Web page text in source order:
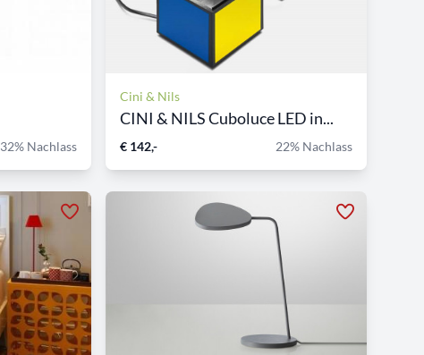
32% Nachlass
Cini & Nils
CINI & NILS Cuboluce LED in...
€ 142,- 22% Nachlass